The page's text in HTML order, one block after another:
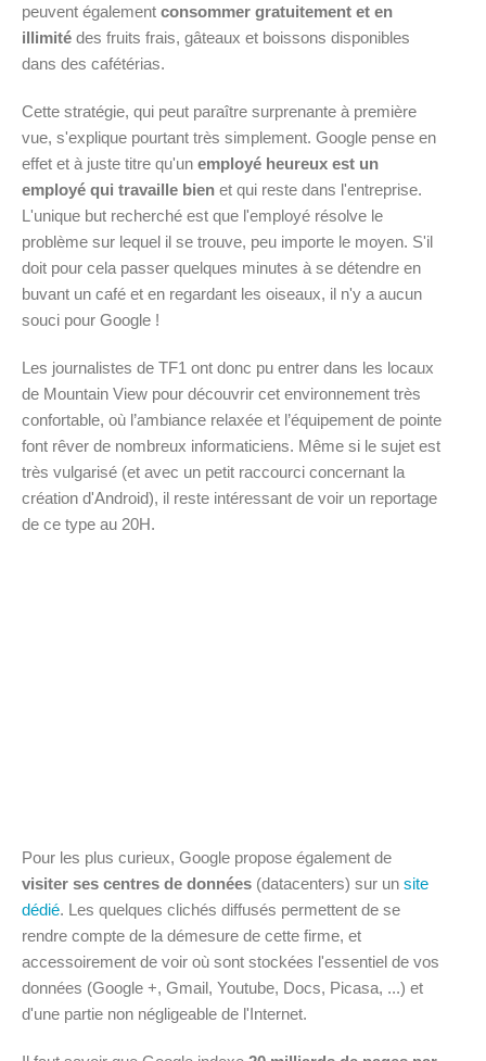
peuvent également consommer gratuitement et en
illimité des fruits frais, gâteaux et boissons disponibles
dans des cafétérias.
Cette stratégie, qui peut paraître surprenante à première
vue, s'explique pourtant très simplement. Google pense en
effet et à juste titre qu'un employé heureux est un
employé qui travaille bien et qui reste dans l'entreprise.
L'unique but recherché est que l'employé résolve le
problème sur lequel il se trouve, peu importe le moyen. S'il
doit pour cela passer quelques minutes à se détendre en
buvant un café et en regardant les oiseaux, il n'y a aucun
souci pour Google !
Les journalistes de TF1 ont donc pu entrer dans les locaux
de Mountain View pour découvrir cet environnement très
confortable, où l’ambiance relaxée et l’équipement de pointe
font rêver de nombreux informaticiens. Même si le sujet est
très vulgarisé (et avec un petit raccourci concernant la
création d'Android), il reste intéressant de voir un reportage
de ce type au 20H.
Pour les plus curieux, Google propose également de
visiter ses centres de données (datacenters) sur un site
dédié. Les quelques clichés diffusés permettent de se
rendre compte de la démesure de cette firme, et
accessoirement de voir où sont stockées l'essentiel de vos
données (Google +, Gmail, Youtube, Docs, Picasa, ...) et
d'une partie non négligeable de l'Internet.